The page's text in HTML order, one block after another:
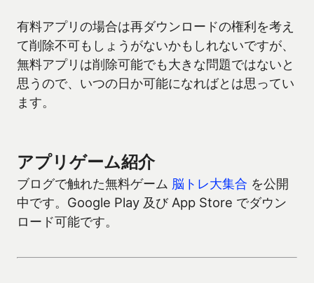
有料アプリの場合は再ダウンロードの権利を考え
て削除不可もしょうがないかもしれないですが、
無料アプリは削除可能でも大きな問題ではないと
思うので、いつの日か可能になればとは思ってい
ます。
アプリゲーム紹介
ブログで触れた無料ゲーム 脳トレ大集合 を公開
中です。Google Play 及び App Store でダウン
ロード可能です。